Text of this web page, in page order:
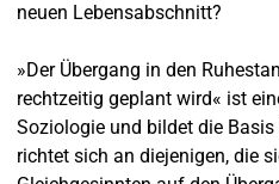
neuen Lebensabschnitt?
»Der Übergang in den
rechtzeitig geplant wird« ist
Soziologie und bildet die
richtet sich an diejenigen, die